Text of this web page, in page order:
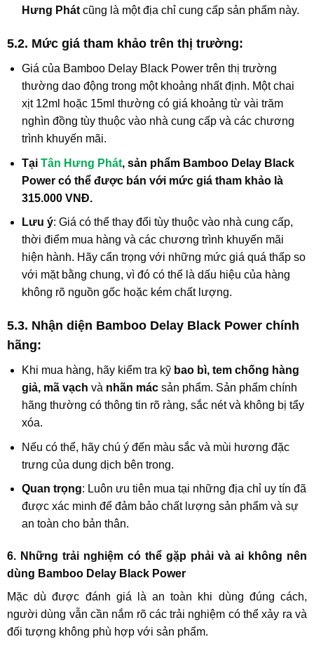
Hưng Phátcũng là một địa chỉ cung cấp sản phẩm này.
5.2. Mức giá tham khảo trên thị trường:
Giá của Bamboo Delay Black Power trên thị trường
thường dao động trong một khoảng nhất định. Một chai
xịt 12ml hoặc 15ml thường có giá khoảng từ vài trăm
nghìn đồng tùy thuộc vào nhà cung cấp và các chương
trình khuyến mãi.
Tại Tân Hưng Phát, sản phẩm Bamboo Delay Black
Power có thể được bán với mức giá tham khảo là
315.000 VNĐ.
Lưu ý: Giá có thể thay đổi tùy thuộc vào nhà cung cấp,
thời điểm mua hàng và các chương trình khuyến mãi
hiện hành. Hãy cẩn trọng với những mức giá quá thấp so
với mặt bằng chung, vì đó có thể là dấu hiệu của hàng
không rõ nguồn gốc hoặc kém chất lượng.
5.3. Nhận diện Bamboo Delay Black Power chính
hãng:
Khi mua hàng, hãy kiểm tra kỹ bao bì, tem chống hàng
giả, mã vạch và nhãn mácsản phẩm. Sản phẩm chính
hãng thường có thông tin rõ ràng, sắc nét và không bị tẩy
xóa.
Nếu có thể, hãy chú ý đến màu sắc và mùi hương đặc
trưng của dung dịch bên trong.
Quan trọng: Luôn ưu tiên mua tại những địa chỉ uy tín đã
được xác minh để đảm bảo chất lượng sản phẩm và sự
an toàn cho bản thân.
6. Những trải nghiệm có thể gặp phải và ai không nên
dùng Bamboo Delay Black Power
Mặc dù được đánh giá là an toàn khi dùng đúng cách,
người dùng vẫn cần nắm rõ các trải nghiệm có thể xảy ra và
đối tượng không phù hợp với sản phẩm.